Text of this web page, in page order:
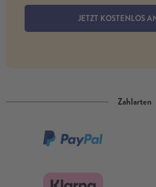
JETZT KOSTENLOS
Zahlarten